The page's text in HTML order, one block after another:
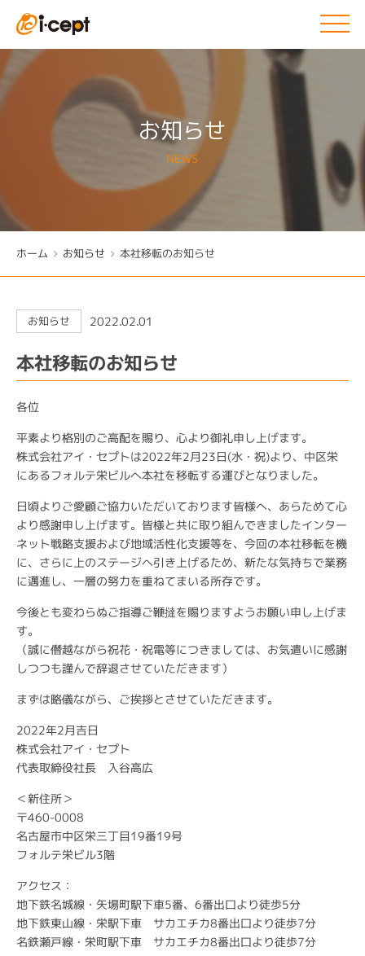
お知らせ
NEWS
ホーム お知らせ 本社移転のお知らせ
お知らせ 2022.02.01
本社移転のお知らせ
各位
平素より格別のご高配を賜り、心より御礼申し上げます。
株式会社アイ・セプトは2022年2月23日(水・祝)より、中区栄
にあるフォルテ栄ビルへ本社を移転する運びとなりました。
日頃よりご愛顧ご協力いただいております皆様へ、あらためて心
より感謝申し上げます。皆様と共に取り組んできましたインター
ネット戦略支援および地域活性化支援等を、今回の本社移転を機
に、さらに上のステージへ引き上げるため、新たな気持ちで業務
に邁進し、一層の努力を重ねてまいる所存です。
今後とも変わらぬご指導ご鞭撻を賜りますようお願い申し上げま
す。
（誠に僭越ながら祝花・祝電等につきましては、お気遣いに感謝
しつつも謹んで辞退させていただきます）
まずは略儀ながら、ご挨拶とさせていただきます。
2022年2月吉日
株式会社アイ・セプト
代表取締役社長 入谷高広
＜新住所＞
〒460-0008
名古屋市中区栄三丁目19番19号
フォルテ栄ビル3階
アクセス：
地下鉄名城線・矢場町駅下車5番、6番出口より徒歩5分
地下鉄東山線・栄駅下車 サカエチカ8番出口より徒歩7分
名鉄瀬戸線・栄町駅下車 サカエチカ8番出口より徒歩7分